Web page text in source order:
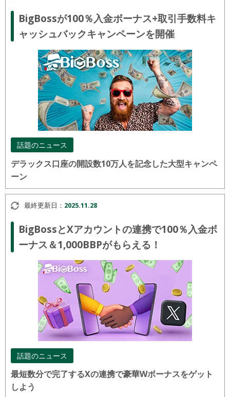
BigBossが100％入金ボーナス+取引手数料キ
ャッシュバックキャンペーンを開催
話題のニュース
デラックス口座の開設数10万人を記念した大型キャンペ
ーン
最終更新日： 2025.11.28
BigBossとXアカウントの連携で100％入金ボ
ーナス＆1,000BBPがもらえる！
話題のニュース
最短数分で完了するXの連携で豪華Wボーナスをゲット
しよう